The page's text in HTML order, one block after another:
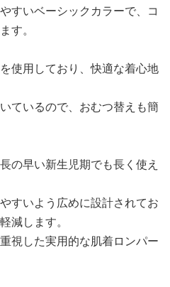
すいベーシックカラーで、コ
す。
使用しており、快適な着心地
ているので、おむつ替えも簡
の早い新生児期でも長く使え
すいよう広めに設計されてお
減します。
視した実用的な肌着ロンパー